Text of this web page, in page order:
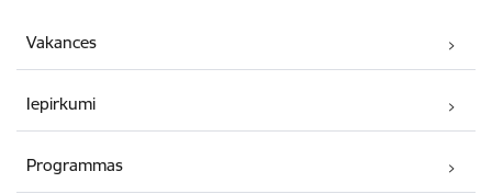
Vakances
Iepirkumi
Programmas